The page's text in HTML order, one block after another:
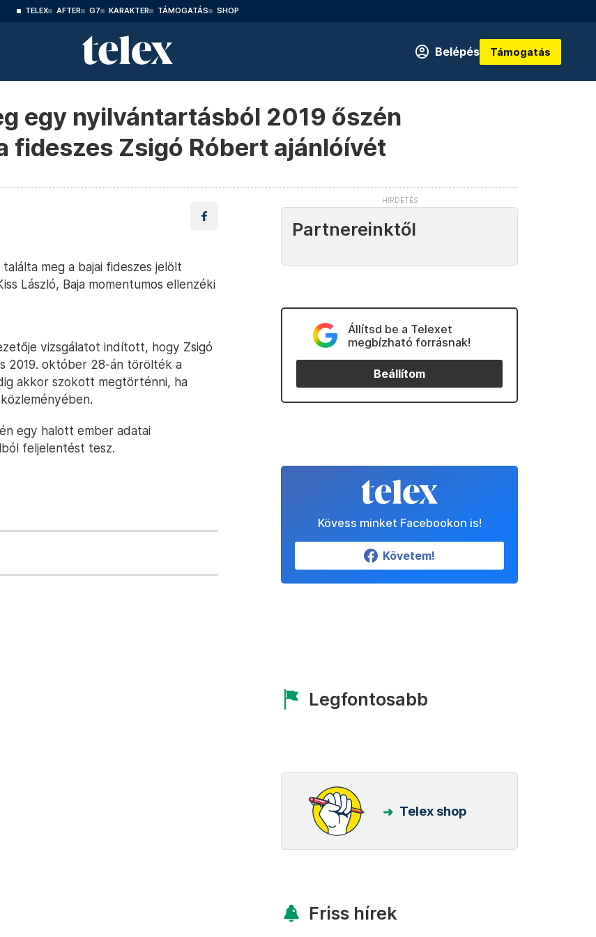
TELEX AFTER G7 KARAKTER TÁMOGATÁS SHOP
Belépés Támogatás
egy nyilvántartásból 2019 őszén
fideszes Zsigó Róbert ajánlóívét
meg a bajai fideszes jelölt
László, Baja momentumos ellenzéki
vizsgálatot indított, hogy Zsigó
2019. október 28-án törölték a
akkor szokott megtörténni, ha
egy halott ember adatai
feljelentést tesz.
Partnereinktől
Állítsd be a Telexet
megbízható forrásnak!
Beállítom
Kövess minket Facebookon is!
Követem!
Legfontosabb
Telex shop
Friss hírek